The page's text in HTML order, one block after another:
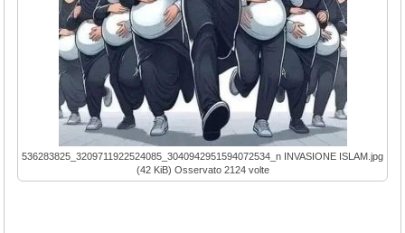
536283825_3209711922524085_3040942951594072534_n INVASIONE ISLAM.jpg
(42 KiB) Osservato 2124 volte